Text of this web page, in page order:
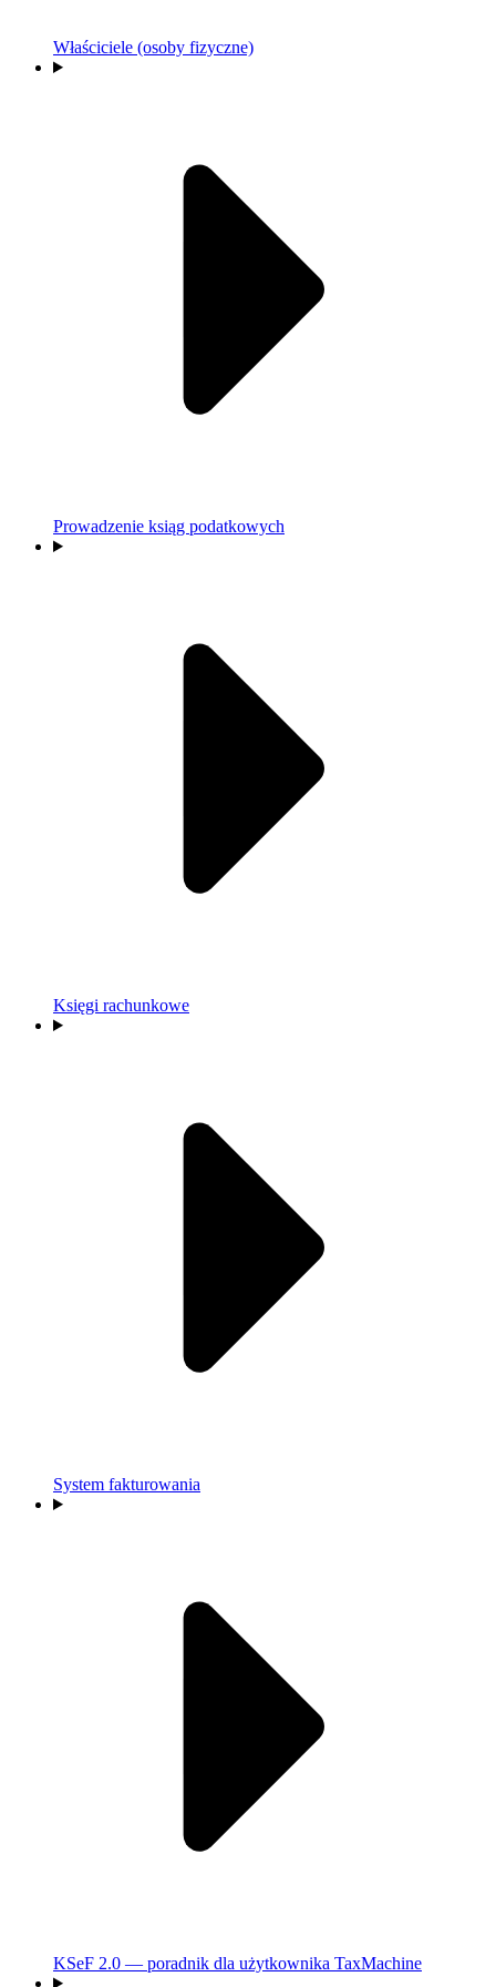
Właściciele (osoby fizyczne)
Prowadzenie ksiąg podatkowych
Księgi rachunkowe
System fakturowania
KSeF 2.0 — poradnik dla użytkownika TaxMachine